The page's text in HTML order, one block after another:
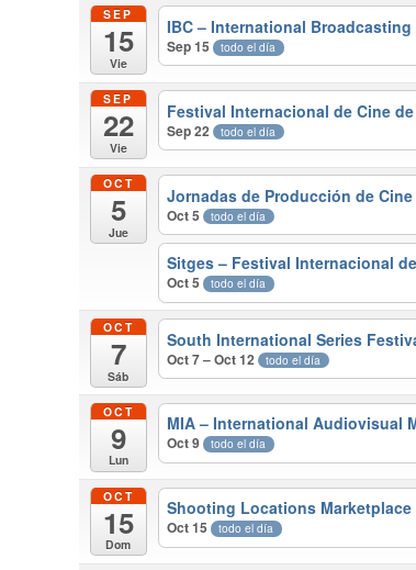
SEP
15
Vie
IBC – International
Sep 15 todo el día
SEP
22
Vie
Festival Internacional de Cine
Sep 22 todo el día
OCT
5
Jue
Jornadas de Producción de
Oct 5 todo el día
Sitges – Festival Internacional
Oct 5 todo el día
OCT
7
Sáb
South International Series
Oct 7 – Oct 12 todo el día
OCT
9
Lun
MIA – International Audiovisual
Oct 9 todo el día
OCT
15
Dom
Shooting Locations
Oct 15 todo el día